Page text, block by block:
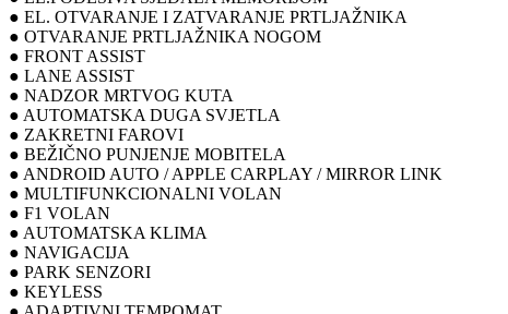
● EL. OTVARANJE I ZATVARANJE PRTLJAŽNIKA
● OTVARANJE PRTLJAŽNIKA NOGOM
● FRONT ASSIST
● LANE ASSIST
● NADZOR MRTVOG KUTA
● AUTOMATSKA DUGA SVJETLA
● ZAKRETNI FAROVI
● BEŽIČNO PUNJENJE MOBITELA
● ANDROID AUTO / APPLE CARPLAY / MIRROR LINK
● MULTIFUNKCIONALNI VOLAN
● F1 VOLAN
● AUTOMATSKA KLIMA
● NAVIGACIJA
● PARK SENZORI
● KEYLESS